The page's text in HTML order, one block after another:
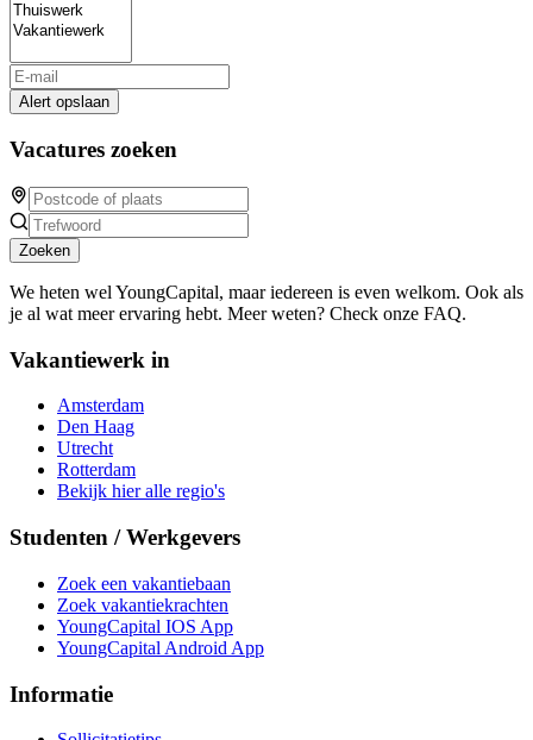
Alert opslaan
Vacatures zoeken
Zoeken
We heten wel YoungCapital, maar iedereen is even welkom. Ook als
je al wat meer ervaring hebt. Meer weten? Check onze FAQ.
Vakantiewerk in
Amsterdam
Den Haag
Utrecht
Rotterdam
Bekijk hier alle regio's
Studenten / Werkgevers
Zoek een vakantiebaan
Zoek vakantiekrachten
YoungCapital IOS App
YoungCapital Android App
Informatie